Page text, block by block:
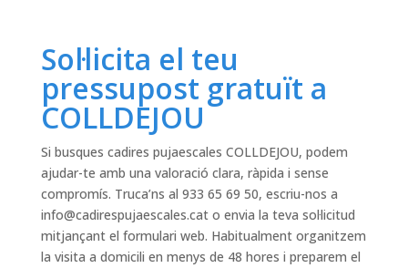
Sol·licita el teu
pressupost gratuït a
COLLDEJOU
Si busques cadires pujaescales COLLDEJOU, podem
ajudar-te amb una valoració clara, ràpida i sense
compromís. Truca’ns al 933 65 69 50, escriu-nos a
info@cadirespujaescales.cato envia la teva sol·licitud
mitjançant el formulari web. Habitualment organitzem
la visita a domicili en menys de 48 hores i preparem el